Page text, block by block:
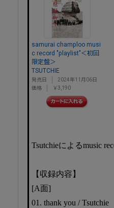
samurai champloo musi
c record "playlist"＜初回
限定盤＞
TSUTCHIE
発売日
2024年11月06日
価格
￥3,190
Tsutchieによるmusic
【収録内容】
[A面]
01. thank you / Tsutchie